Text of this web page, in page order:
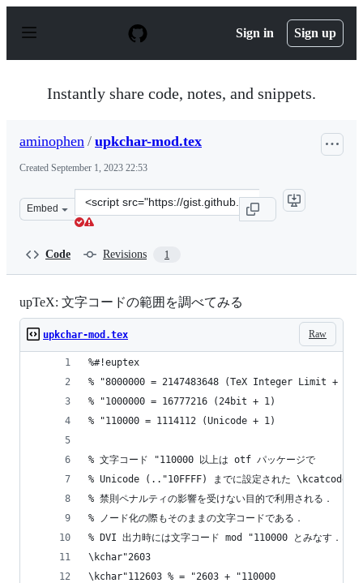
p
Sign in Sign up
Instantly share code, notes, and snippets.
aminophen / upkchar-mod.tex
Created September 1, 2023 22:53
Embed
Clone
this
Code Revisions 1
upTeX: 文字コードの範囲を調べてみる
Raw
upkchar-mod.tex
%#!euptex
% "8000000 = 2147483648 (TeX Integer Limit + 1)
% "1000000 = 16777216 (24bit + 1)
% "110000 = 1114112 (Unicode + 1)
% 文字コード "110000 以上は otf パッケージで
% Unicode (.."10FFFF) までに設定された \kcatcode や
% 禁則ペナルティの影響を受けない目的で利用される．
% ノード化の際もそのままの文字コードである．
% DVI 出力時には文字コード mod "110000 とみなす．
\kchar"2603
\kchar"112603 % = "2603 + "110000